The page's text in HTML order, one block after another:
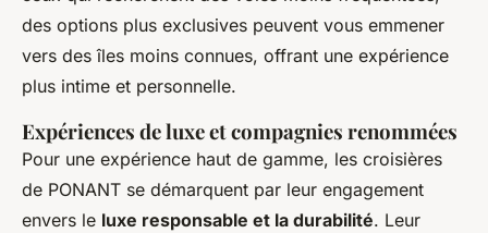
des options plus exclusives peuvent vous emmener
vers des îles moins connues, offrant une expérience
plus intime et personnelle.
Expériences de luxe et compagnies renommées
Pour une expérience haut de gamme, les croisières
de PONANT se démarquent par leur engagement
envers le luxe responsable et la durabilité. Leur